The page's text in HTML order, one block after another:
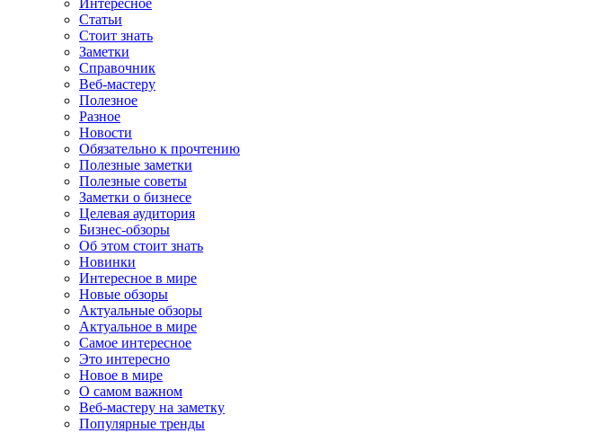
Интересное
Статьи
Стоит знать
Заметки
Справочник
Веб-мастеру
Полезное
Разное
Новости
Обязательно к прочтению
Полезные заметки
Полезные советы
Заметки о бизнесе
Целевая аудитория
Бизнес-обзоры
Об этом стоит знать
Новинки
Интересное в мире
Новые обзоры
Актуальные обзоры
Актуальное в мире
Самое интересное
Это интересно
Новое в мире
О самом важном
Веб-мастеру на заметку
Популярные тренды